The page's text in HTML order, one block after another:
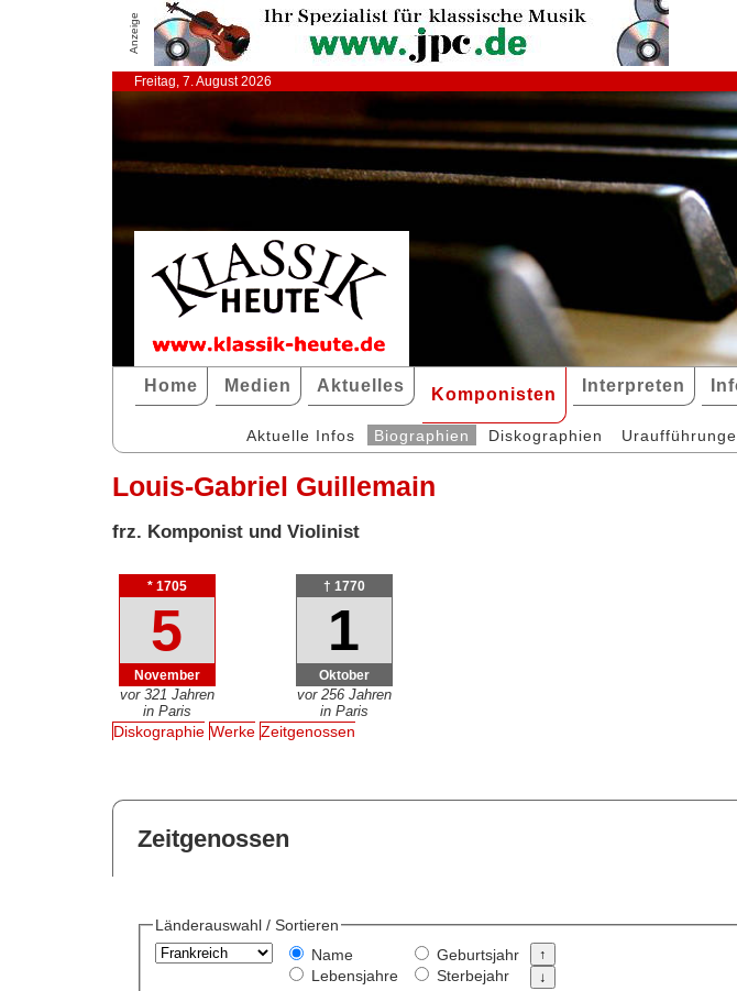
Anzeige
Freitag, 7. August 2026
Home Medien Aktuelles Komponisten Interpreten
Aktuelle Infos Biographien Diskographien
Louis-Gabriel Guillemain
frz. Komponist und Violinist
* 1705
5
November
vor 321 Jahren
in Paris
† 1770
1
Oktober
vor 256 Jahren
in Paris
Diskographie Werke Zeitgenossen
Zeitgenossen
Länderauswahl / Sortieren
Name
Lebensjahre
Geburtsjahr
Sterbejahr